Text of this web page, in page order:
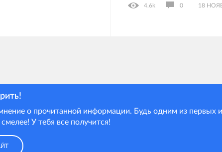
4.6k 0 18
о прочитанной информации. Будь одним из первых
У тебя все получится!